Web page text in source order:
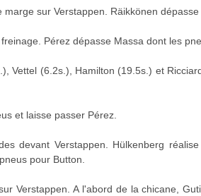
sur Verstappen. Räikkönen
Pérez dépasse Massa dont les
Vettel (6.2s.), Hamilton (19.5s.) et
et laisse passer Pérez.
devant Verstappen. Hülkenberg
pour Button.
Verstappen. A l'abord de la chicane,